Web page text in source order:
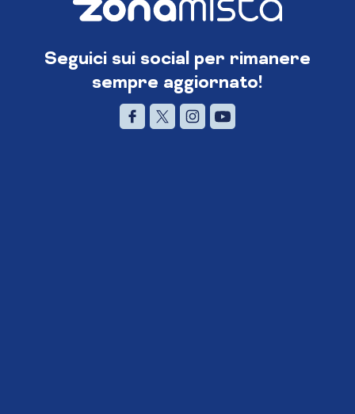
Seguici sui social per rimanere
sempre aggiornato!